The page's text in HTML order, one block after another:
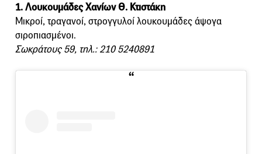
1. Λουκουμάδες Χανίων Θ. Κτιστάκη
Μικροί, τραγανοί, στρογγυλοί λουκουμάδες άψογα
σιροπιασμένοι.
Σωκράτους 59, τηλ.: 210 5240891